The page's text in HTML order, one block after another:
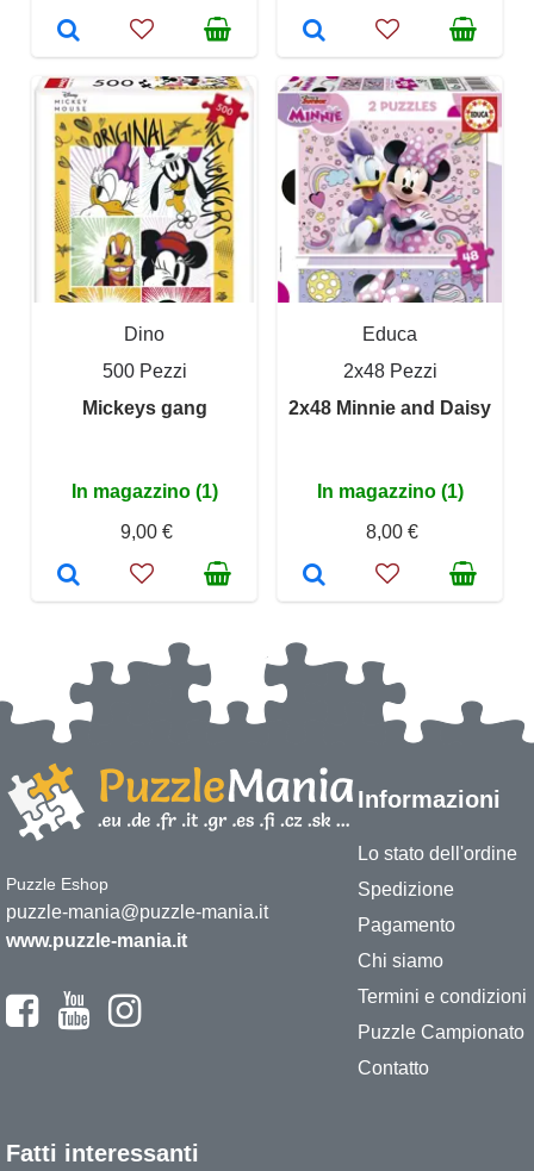
Dino
500 Pezzi
Mickeys gang
In magazzino (1)
9,00 €
Educa
2x48 Pezzi
2x48 Minnie and Daisy
In magazzino (1)
8,00 €
Puzzle Eshop
puzzle-mania@puzzle-mania.it
www.puzzle-mania.it
Informazioni
Lo stato dell'ordine
Spedizione
Pagamento
Chi siamo
Termini e condizioni
Puzzle Campionato
Contatto
Fatti interessanti